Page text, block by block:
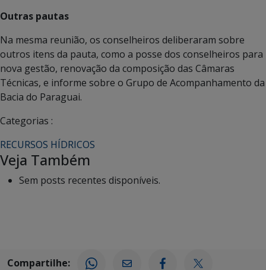
Outras pautas
Na mesma reunião, os conselheiros deliberaram sobre
outros itens da pauta, como a posse dos conselheiros para
nova gestão, renovação da composição das Câmaras
Técnicas, e informe sobre o Grupo de Acompanhamento da
Bacia do Paraguai.
Categorias :
RECURSOS HÍDRICOS
Veja Também
Sem posts recentes disponíveis.
Compartilhe: